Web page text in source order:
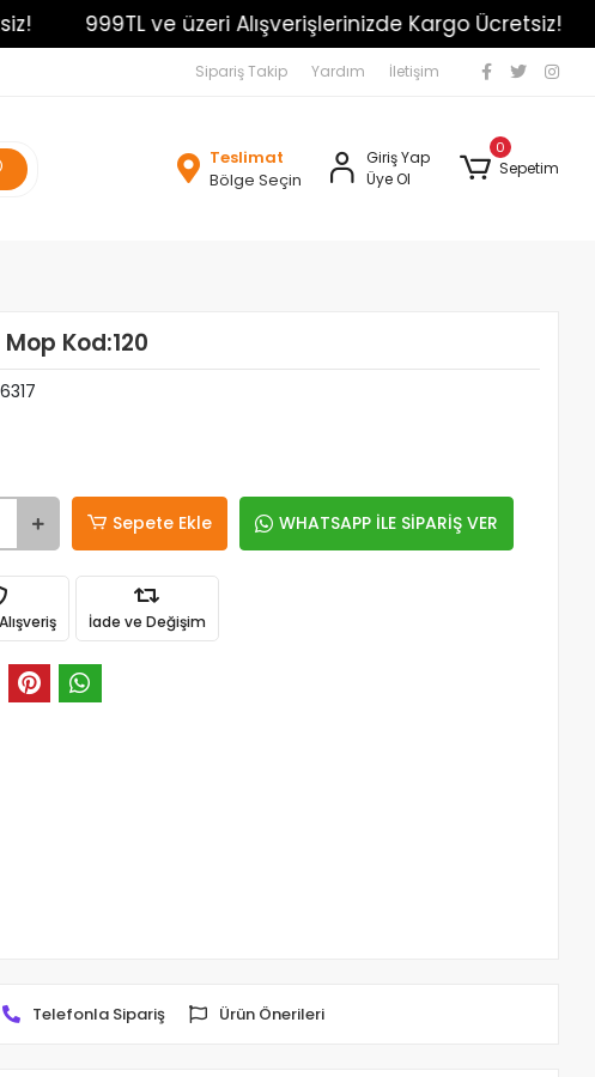
999TL ve üzeri Alışverişlerinizde Kargo Ücretsiz!
Sipariş Takip Yardım İletişim
Teslimat
Bölge Seçin
Giriş Yap
Üye Ol
0
Sepetim
Kod:120
Sepete Ekle WHATSAPP İLE SİPARİŞ VER
İade ve Değişim
Telefonla Sipariş Ürün Önerileri